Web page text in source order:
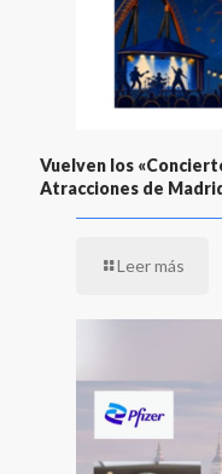
Vuelven los
Atracciones de
Leer más